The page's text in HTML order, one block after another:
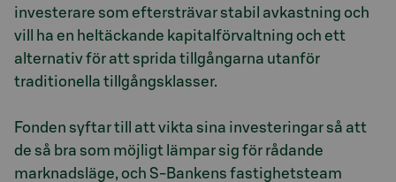
investerare som eftersträvar stabil avkastning och
vill ha en heltäckande kapitalförvaltning och ett
alternativ för att sprida tillgångarna utanför
traditionella tillgångsklasser.
Fonden syftar till att vikta sina investeringar så att
de så bra som möjligt lämpar sig för rådande
marknadsläge, och S-Bankens fastighetsteam